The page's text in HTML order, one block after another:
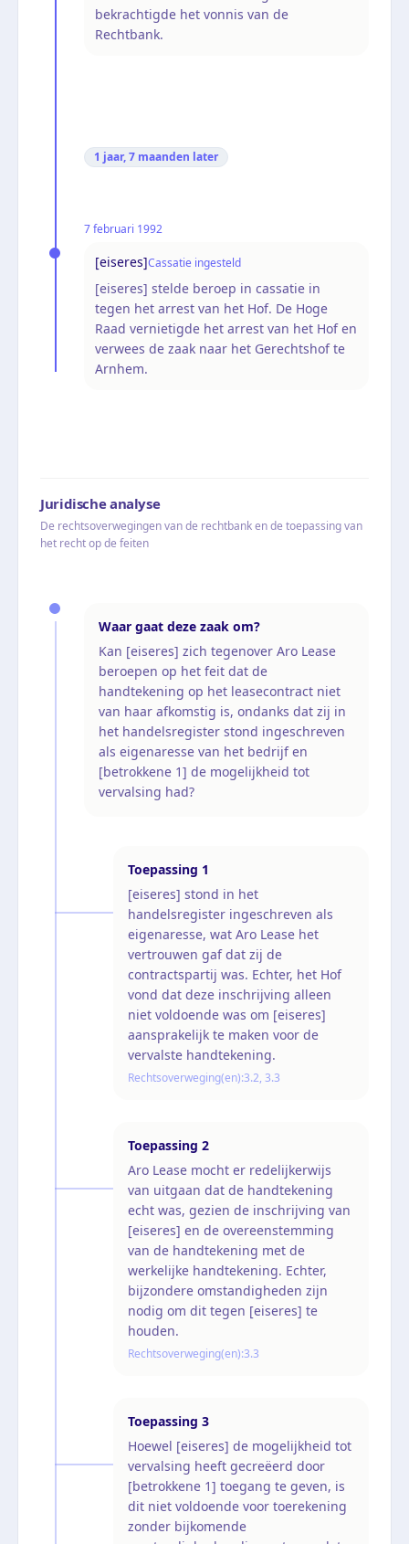
bekrachtigde het vonnis van de
Rechtbank.
1 jaar, 7 maanden later
7 februari 1992
[eiseres]Cassatie ingesteld
[eiseres] stelde beroep in cassatie in
tegen het arrest van het Hof. De Hoge
Raad vernietigde het arrest van het Hof en
verwees de zaak naar het Gerechtshof te
Arnhem.
Juridische analyse
De rechtsoverwegingen van de rechtbank en de toepassing van
het recht op de feiten
Waar gaat deze zaak om?
Kan [eiseres] zich tegenover Aro Lease
beroepen op het feit dat de
handtekening op het leasecontract niet
van haar afkomstig is, ondanks dat zij in
het handelsregister stond ingeschreven
als eigenaresse van het bedrijf en
[betrokkene 1] de mogelijkheid tot
vervalsing had?
Toepassing 1
[eiseres] stond in het
handelsregister ingeschreven als
eigenaresse, wat Aro Lease het
vertrouwen gaf dat zij de
contractspartij was. Echter, het Hof
vond dat deze inschrijving alleen
niet voldoende was om [eiseres]
aansprakelijk te maken voor de
vervalste handtekening.
Rechtsoverweging(en):3.2, 3.3
Toepassing 2
Aro Lease mocht er redelijkerwijs
van uitgaan dat de handtekening
echt was, gezien de inschrijving van
[eiseres] en de overeenstemming
van de handtekening met de
werkelijke handtekening. Echter,
bijzondere omstandigheden zijn
nodig om dit tegen [eiseres] te
houden.
Rechtsoverweging(en):3.3
Toepassing 3
Hoewel [eiseres] de mogelijkheid tot
vervalsing heeft gecreëerd door
[betrokkene 1] toegang te geven, is
dit niet voldoende voor toerekening
zonder bijkomende